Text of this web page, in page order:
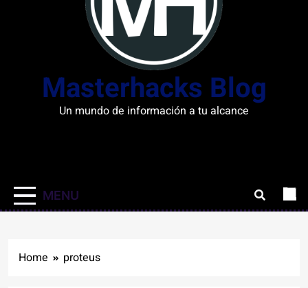
Masterhacks Blog
Un mundo de información a tu alcance
MENU
Home proteus